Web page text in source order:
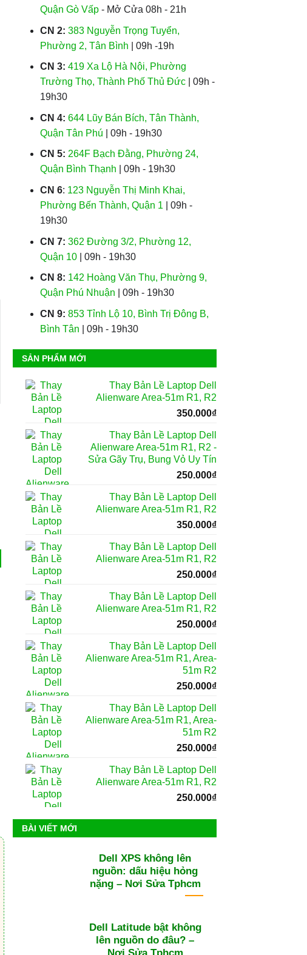
Quận Gò Vấp - Mở Cửa 08h - 21h
CN 2: 383 Nguyễn Trọng Tuyển,
Phường 2, Tân Bình | 09h -19h
CN 3: 419 Xa Lộ Hà Nội, Phường
Trường Thọ, Thành Phố Thủ Đức | 09h -
19h30
CN 4: 644 Lũy Bán Bích, Tân Thành,
Quận Tân Phú | 09h - 19h30
CN 5: 264F Bạch Đằng, Phường 24,
Quận Bình Thạnh | 09h - 19h30
CN 6: 123 Nguyễn Thị Minh Khai,
Phường Bến Thành, Quận 1 | 09h -
19h30
CN 7: 362 Đường 3/2, Phường 12,
Quận 10 | 09h - 19h30
CN 8: 142 Hoàng Văn Thụ, Phường 9,
Quận Phú Nhuận | 09h - 19h30
CN 9: 853 Tỉnh Lộ 10, Bình Trị Đông B,
Bình Tân | 09h - 19h30
SẢN PHẨM MỚI
Thay Bản Lề Laptop Dell
Alienware Area-51m R1, R2
350.000₫
Thay Bản Lề Laptop Dell
Alienware Area-51m R1, R2 -
Sửa Gãy Trụ, Bung Vỏ Uy Tín
250.000₫
Thay Bản Lề Laptop Dell
Alienware Area-51m R1, R2
350.000₫
Thay Bản Lề Laptop Dell
Alienware Area-51m R1, R2
250.000₫
Thay Bản Lề Laptop Dell
Alienware Area-51m R1, R2
250.000₫
Thay Bản Lề Laptop Dell
Alienware Area-51m R1, Area-
51m R2
250.000₫
Thay Bản Lề Laptop Dell
Alienware Area-51m R1, Area-
51m R2
250.000₫
Thay Bản Lề Laptop Dell
Alienware Area-51m R1, R2
250.000₫
BÀI VIẾT MỚI
Dell XPS không lên
nguồn: dấu hiệu hỏng
nặng – Nơi Sửa Tphcm
Dell Latitude bật không
lên nguồn do đâu? –
Nơi Sửa Tphcm